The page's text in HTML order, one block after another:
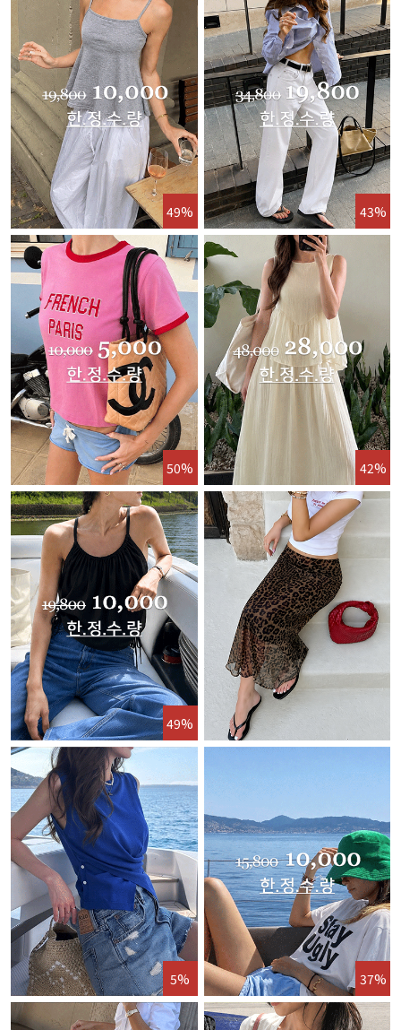
49% 43%
50% 42%
49%
5% 37%